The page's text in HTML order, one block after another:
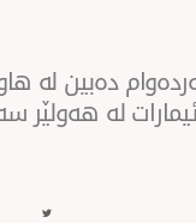
دەبین لە
لە هەولێر